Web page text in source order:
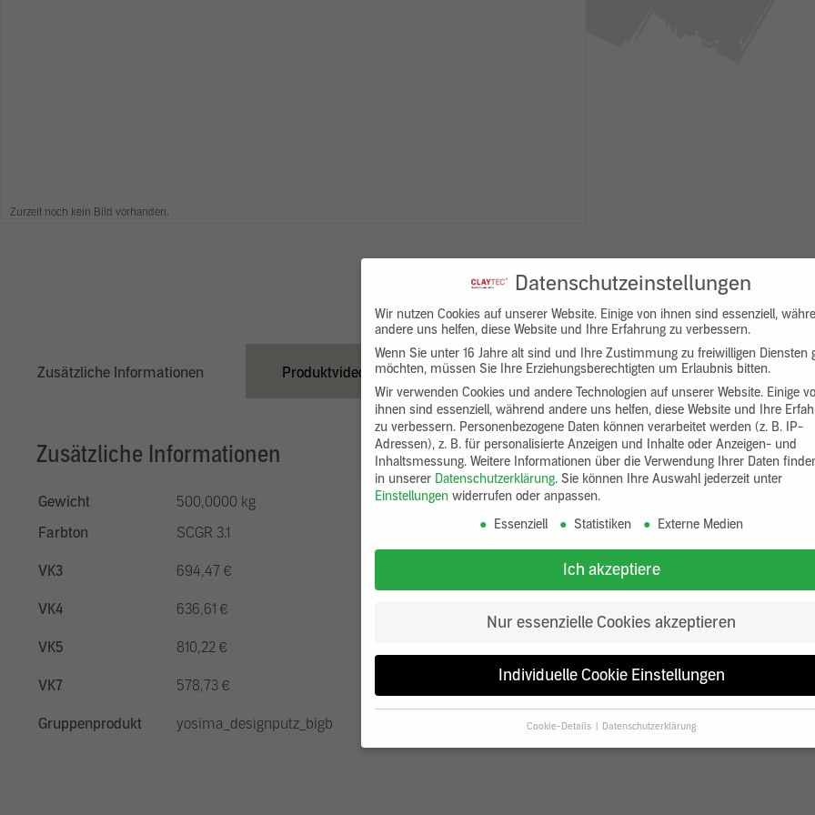
Zurzeit noch kein Bild vorhanden.
Zusätzliche Informationen Produktvideo Downloads Produktbeschreibung
Zusätzliche Informationen
Gewicht
500,0000 kg
Farbton
SCGR 3.1
VK3 694,47 €
VK4 636,61 €
VK5 810,22 €
VK7 578,73 €
Gruppenprodukt yosima_designputz_bigb
Datenschutzeinstellungen
Wir nutzen Cookies auf unserer Website. Einige von ihnen sind essenziell,
andere uns helfen, diese Website und Ihre Erfahrung zu verbessern.
Wenn Sie unter 16 Jahre alt sind und Ihre Zustimmung zu freiwilligen Diensten
möchten, müssen Sie Ihre Erziehungsberechtigten um Erlaubnis bitten.
Wir verwenden Cookies und andere Technologien auf unserer Website. Einige
ihnen sind essenziell, während andere uns helfen, diese Website und Ihre
zu verbessern. Personenbezogene Daten können verarbeitet werden (z. B. IP-
Adressen), z. B. für personalisierte Anzeigen und Inhalte oder Anzeigen- und
Inhaltsmessung. Weitere Informationen über die Verwendung Ihrer Daten
in unserer Datenschutzerklärung. Sie können Ihre Auswahl jederzeit unter
Einstellungen widerrufen oder anpassen.
Essenziell
Statistiken Externe Medien
Ich akzeptiere
Nur essenzielle Cookies akzeptieren
Individuelle Cookie Einstellungen
Cookie-Details Datenschutzerklärung
Datenschutzeinstellungen